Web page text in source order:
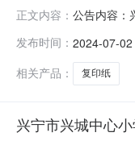
正文内容： 公告内容：
心小学联系
发布时间： 2024-07-
相关产品：
复印纸
兴宁市兴城中心